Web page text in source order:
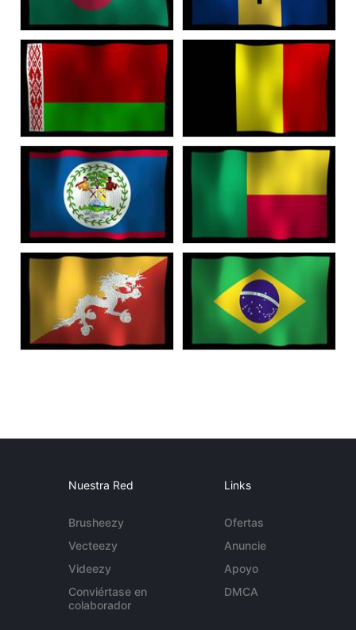
Nuestra Red
Brusheezy
Vecteezy
Videezy
Conviértase en
colaborador
Links
Ofertas
Anuncie
Apoyo
DMCA